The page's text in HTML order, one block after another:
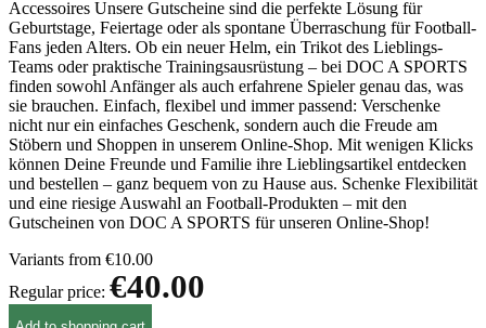
Accessoires Unsere Gutscheine sind die perfekte Lösung für
Geburtstage, Feiertage oder als spontane Überraschung für Football-
Fans jeden Alters. Ob ein neuer Helm, ein Trikot des Lieblings-
Teams oder praktische Trainingsausrüstung – bei DOC A SPORTS
finden sowohl Anfänger als auch erfahrene Spieler genau das, was
sie brauchen. Einfach, flexibel und immer passend: Verschenke
nicht nur ein einfaches Geschenk, sondern auch die Freude am
Stöbern und Shoppen in unserem Online-Shop. Mit wenigen Klicks
können Deine Freunde und Familie ihre Lieblingsartikel entdecken
und bestellen – ganz bequem von zu Hause aus. Schenke Flexibilität
und eine riesige Auswahl an Football-Produkten – mit den
Gutscheinen von DOC A SPORTS für unseren Online-Shop!
Variants from €10.00
Regular price: €40.00